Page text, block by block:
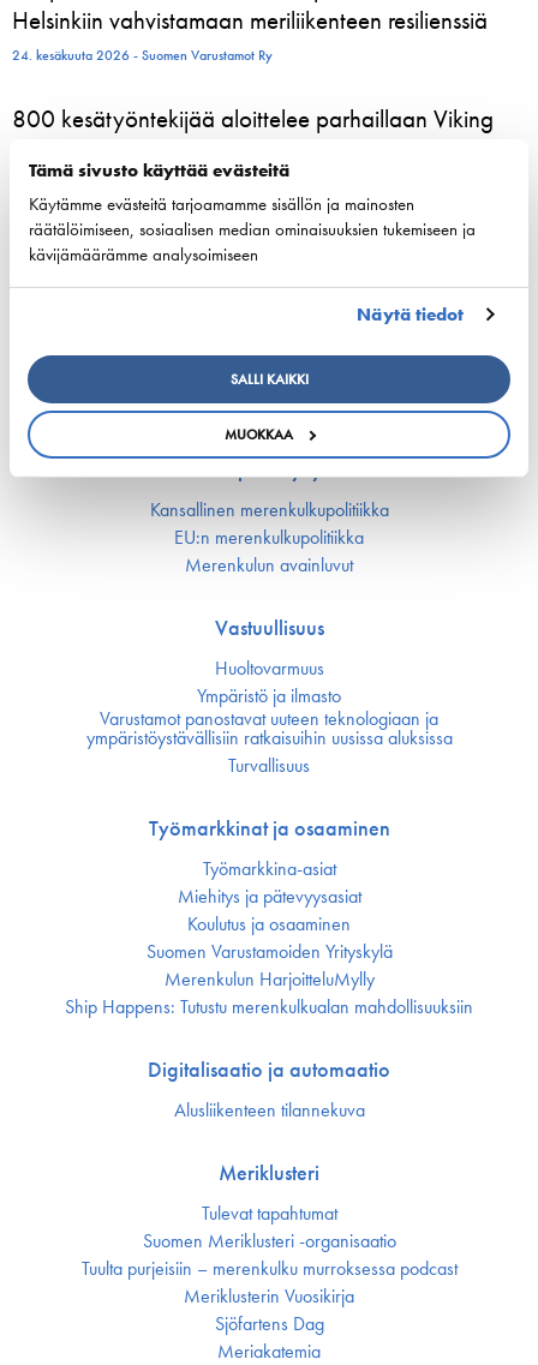
Tämä sivusto käyttää evästeitä
Käytämme evästeitä tarjoamamme sisällön ja mainosten
räätälöimiseen, sosiaalisen median ominaisuuksien tukemiseen ja
kävijämäärämme analysoimiseen
Näytä tiedot
SALLI KAIKKI
MUOKKAA
Helsinkiin vahvistamaan meriliikenteen resilienssiä
24. kesäkuuta 2026 - Suomen Varustamot Ry
800 kesätyöntekijää aloittelee parhaillaan Viking
merenkulusta
23. kesäkuuta 2026 - Viking Line Abp
European shipping and aviation sectors urge EU to
channel ETS revenues into clean fuels
Kansallinen merenkulku­politiikka
EU:n merenkulku­politiikka
Merenkulun avainluvut
Vastuullisuus
Huoltovarmuus
Ympäristö ja ilmasto
Varustamot panostavat uuteen teknologiaan ja
ympäristöystävällisiin ratkaisuihin uusissa aluksissa
Turvallisuus
Työmarkkinat ja osaaminen
Työmarkkina-asiat
Miehitys ja pätevyys­asiat
Koulutus ja osaaminen
Suomen Varustamoiden Yrityskylä
Merenkulun HarjoitteluMylly
Ship Happens: Tutustu merenkulkualan mahdollisuuksiin
Digitalisaatio ja automaatio
Alusliikenteen tilannekuva
Meriklusteri
Tulevat tapahtumat
Suomen Meriklusteri -organisaatio
Tuulta purjeisiin – merenkulku murroksessa podcast
Meriklusterin Vuosikirja
Sjöfartens Dag
Meriakatemia